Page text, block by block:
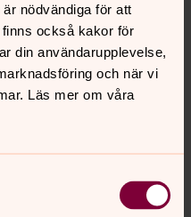
nödvändiga för att
också kakor för
din användarupplevelse,
och när vi
Läs mer om våra
görs
kan
personen
medium som är
om uppgifter lämnas till
kan göras